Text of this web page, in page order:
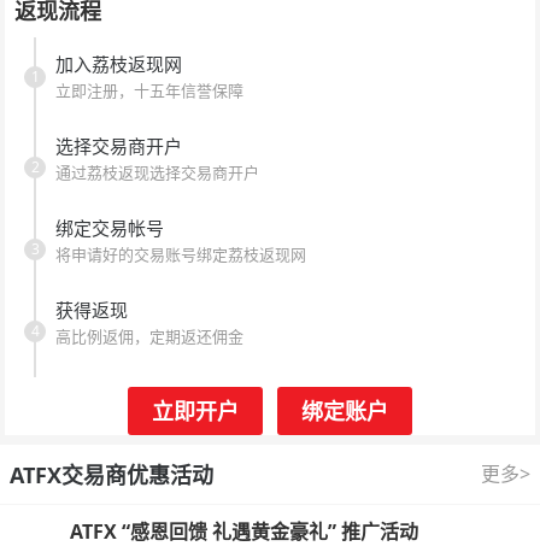
返现流程
加入荔枝返现网
立即注册，十五年信誉保障
1
选择交易商开户
通过荔枝返现选择交易商开户
2
绑定交易帐号
将申请好的交易账号绑定荔枝返现网
3
获得返现
高比例返佣，定期返还佣金
4
立即开户 绑定账户
ATFX交易商优惠活动 更多>
ATFX “感恩回馈 礼遇黄金豪礼” 推广活动